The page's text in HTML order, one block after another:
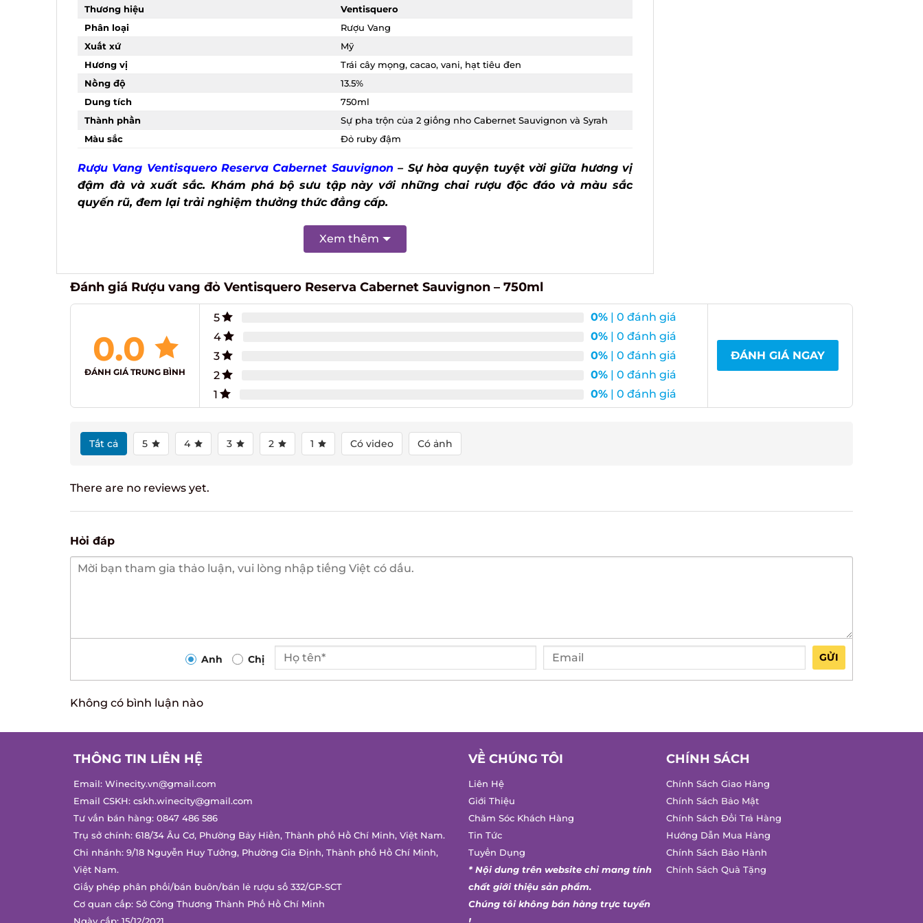
Thương hiệu
Ventisquero
Phân loại
Rượu Vang
Xuất xứ
Mỹ
Hương vị
Trái cây mọng, cacao, vani, hạt tiêu đen
Nồng độ
13.5%
Dung tích
750ml
Thành phần
Sự pha trộn của 2 giống nho Cabernet Sauvignon và Syrah
Màu sắc
Đỏ ruby đậm
Rượu Vang Ventisquero Reserva Cabernet Sauvignon– Sự hòa quyện tuyệt vời giữa hương vị
đậm đà và xuất sắc. Khám phá bộ sưu tập này với những chai rượu độc đáo và màu sắc
quyến rũ, đem lại trải nghiệm thưởng thức đẳng cấp.
Xem thêm
Đánh giá Rượu vang đỏ Ventisquero Reserva Cabernet Sauvignon – 750ml
0.0
ĐÁNH GIÁ TRUNG BÌNH
5 0% | 0 đánh giá
4
0% | 0 đánh giá
3
0% | 0 đánh giá
2
0% | 0 đánh giá
1
0% | 0 đánh giá
ĐÁNH GIÁ NGAY
Tất cả 5 4 3 2 1 Có video Có ảnh
There are no reviews yet.
Hỏi đáp
Anh Chị GỬI
Không có bình luận nào
THÔNG TIN LIÊN HỆ
Email: Winecity.vn@gmail.com
Email CSKH: cskh.winecity@gmail.com
Tư vấn bán hàng: 0847 486 586
Trụ sở chính: 618/34 Âu Cơ, Phường Bảy Hiền, Thành phố Hồ Chí Minh, Việt Nam.
Chi nhánh: 9/18 Nguyễn Huy Tưởng, Phường Gia Định, Thành phố Hồ Chí Minh,
Việt Nam.
Giấy phép phân phối/bán buôn/bán lẻ rượu số 332/GP-SCT
Cơ quan cấp: Sở Công Thương Thành Phố Hồ Chí Minh
VỀ CHÚNG TÔI
Liên Hệ
Giới Thiệu
Chăm Sóc Khách Hàng
Tin Tức
Tuyển Dụng
* Nội dung trên website chỉ mang tính
chất giới thiệu sản phẩm.
Chúng tôi không bán hàng trực tuyến
CHÍNH SÁCH
Chính Sách Giao Hàng
Chính Sách Bảo Mật
Chính Sách Đổi Trả Hàng
Hướng Dẫn Mua Hàng
Chính Sách Bảo Hành
Chính Sách Quà Tặng